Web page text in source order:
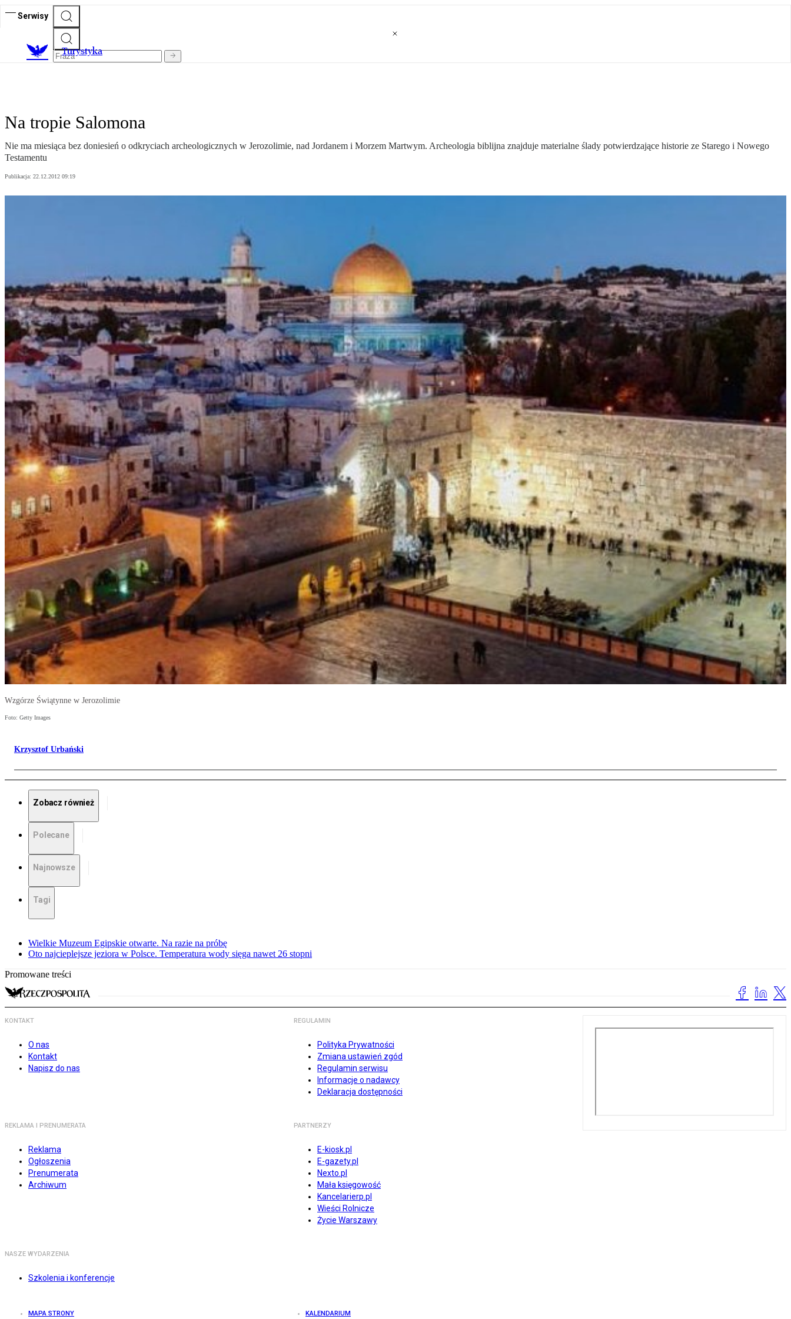
Serwisy
Turystyka
Na tropie Salomona
Nie ma miesiąca bez doniesień o odkryciach archeologicznych w Jerozolimie, nad Jordanem i Morzem Martwym. Archeologia biblijna znajduje materialne ślady potwierdzające historie ze Starego i Nowego
Testamentu
Publikacja: 22.12.2012 09:19
Wzgórze Świątynne w Jerozolimie
Foto: Getty Images
Krzysztof Urbański
Zobacz również
Polecane
Najnowsze
Tagi
Wielkie Muzeum Egipskie otwarte. Na razie na próbę
Oto najcieplejsze jeziora w Polsce. Temperatura wody sięga nawet 26 stopni
Promowane treści
KONTAKT
O nas
Kontakt
Napisz do nas
REGULAMIN
Polityka Prywatności
Zmiana ustawień zgód
Regulamin serwisu
Informacje o nadawcy
Deklaracja dostępności
REKLAMA I PRENUMERATA
Reklama
Ogłoszenia
Prenumerata
Archiwum
PARTNERZY
E-kiosk.pl
E-gazety.pl
Nexto.pl
Mała księgowość
Kancelarierp.pl
Wieści Rolnicze
Życie Warszawy
NASZE WYDARZENIA
Szkolenia i konferencje
MAPA STRONY KALENDARIUM